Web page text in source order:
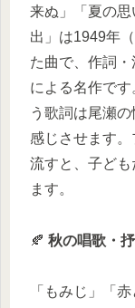
来ぬ」「夏の
出」は1949年
た曲で、作詞
による名作で
う歌詞は尾瀬
感じさせます
流すと、子ども
ます。
🍂 秋の唱歌・
「もみじ」「